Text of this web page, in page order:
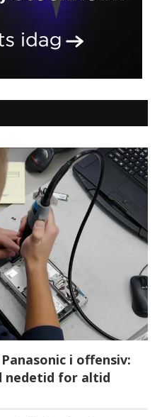
i offensiv:
nedetid for altid